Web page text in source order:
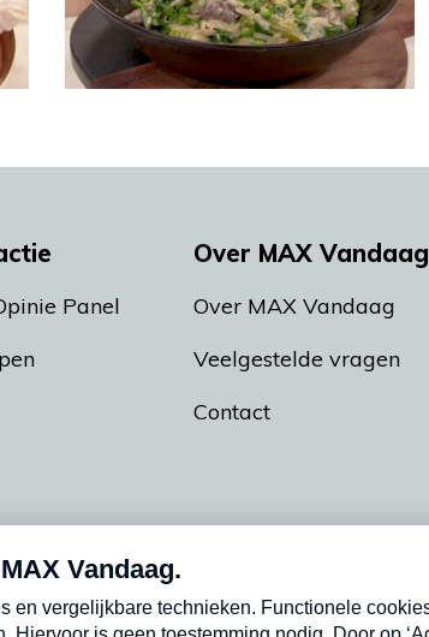
Panel
Over MAX Vandaag
Over MAX Vandaag
Veelgestelde vragen
Contact